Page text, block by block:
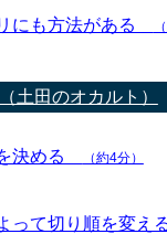
にも方法がある
土田のオカルト）
決める （約4分）
って切り順を変え